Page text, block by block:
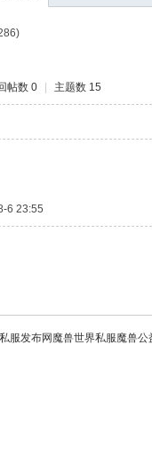
帖数 0 主题数 15
6 23:55
服发布网魔兽世界私服魔兽公